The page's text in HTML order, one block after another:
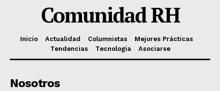
Comunidad RH
Inicio Actualidad Columnistas
Mejores Prácticas
Tendencias
Tecnologia Asociarse
Nosotros